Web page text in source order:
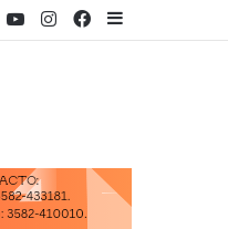
Facebook
Instagram
Youtube
WhatsApp